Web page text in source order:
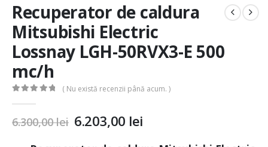
Recuperator de caldura
Mitsubishi Electric
Lossnay LGH-50RVX3-E 500
mc/h
( Nu există recenzii până acum. )
6.300,00lei 6.203,00 lei